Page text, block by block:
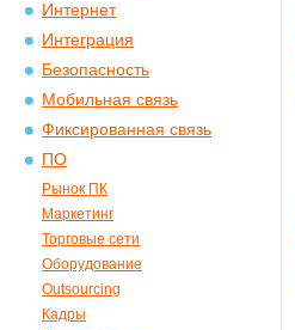
Интернет
Интеграция
Безопасность
Мобильная связь
Фиксированная связь
ПО
Рынок ПК
Маркетинг
Торговые сети
Оборудование
Outsourcing
Кадры